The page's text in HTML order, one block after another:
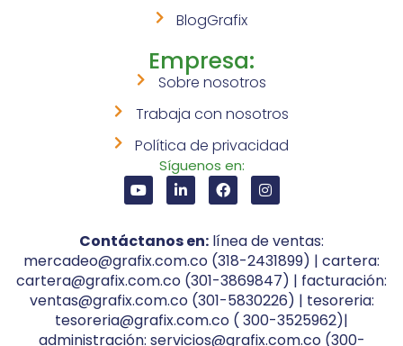
BlogGrafix
Empresa:
Sobre nosotros
Trabaja con nosotros
Política de privacidad
Síguenos en:
Contáctanos en: línea de ventas:
mercadeo@grafix.com.co (318-2431899) | cartera:
cartera@grafix.com.co (301-3869847) | facturación:
ventas@grafix.com.co (301-5830226) | tesoreria:
tesoreria@grafix.com.co ( 300-3525962)|
administración: servicios@grafix.com.co (300-